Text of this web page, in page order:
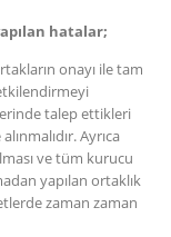
hatalar;
onayı ile tam
talep ettikleri
Ayrıca
ve tüm kurucu
yapılan ortaklık
zaman zaman